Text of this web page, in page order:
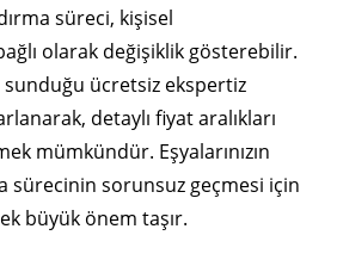
süreci, kişisel
olarak değişiklik gösterebilir.
sunduğu ücretsiz ekspertiz
detaylı fiyat aralıkları
mümkündür. Eşyalarınızın
sürecinin sorunsuz geçmesi için
büyük önem taşır.